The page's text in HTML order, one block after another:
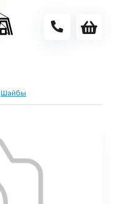
Шайбы